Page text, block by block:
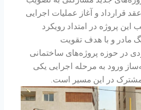
قرارداد و آغاز عملیات اجرایی
پروژه در امتداد رویکرد
مادر و با هدف تقویت
در حوزه پروژه‌های ساختمانی
ورود به مرحله اجرایی یکی
در این مسیر است.